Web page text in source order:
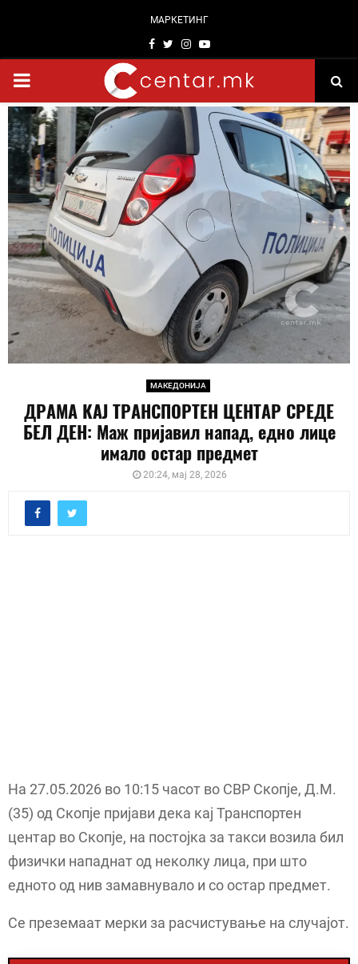
МАРКЕТИНГ
Facebook
TwitterInstagram
Youtube
PRIMARY
MENU
МАКЕДОНИЈА
ДРАМА КАЈ ТРАНСПОРТЕН ЦЕНТАР СРЕДЕ
БЕЛ ДЕН: Маж пријавил напад, едно лице
имало остар предмет
20:24, мај 28, 2026
На 27.05.2026 во 10:15 часот во СВР Скопје, Д.М.
(35) од Скопје пријави дека кај Транспортен
центар во Скопје, на постојка за такси возила бил
физички нападнат од неколку лица, при што
едното од нив замавнувало и со остар предмет.
Се преземаат мерки за расчистување на случајот.